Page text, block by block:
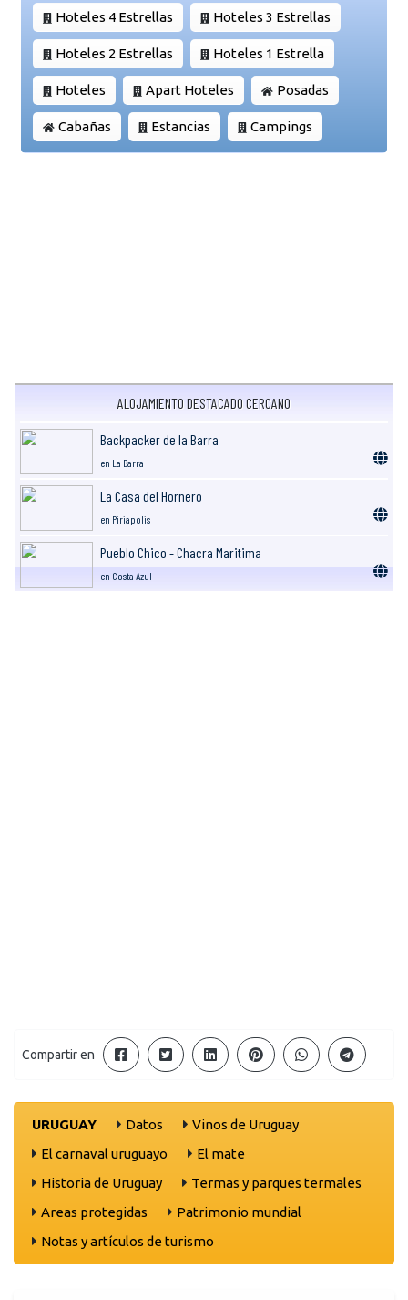
Hoteles 4 Estrellas Hoteles 3 Estrellas
Hoteles 2 Estrellas Hoteles 1 Estrella
Hoteles Apart Hoteles Posadas
Cabañas Estancias Campings
ALOJAMIENTO DESTACADO CERCANO
Backpacker de la Barra
en La Barra
La Casa del Hornero
en Piriapolis
Pueblo Chico - Chacra Maritima
en Costa Azul
Compartir en
URUGUAY Datos
Vinos de Uruguay
El carnaval uruguayo
El mate
Historia de Uruguay
Termas y parques termales
Areas protegidas
Patrimonio mundial
Notas y artículos de turismo